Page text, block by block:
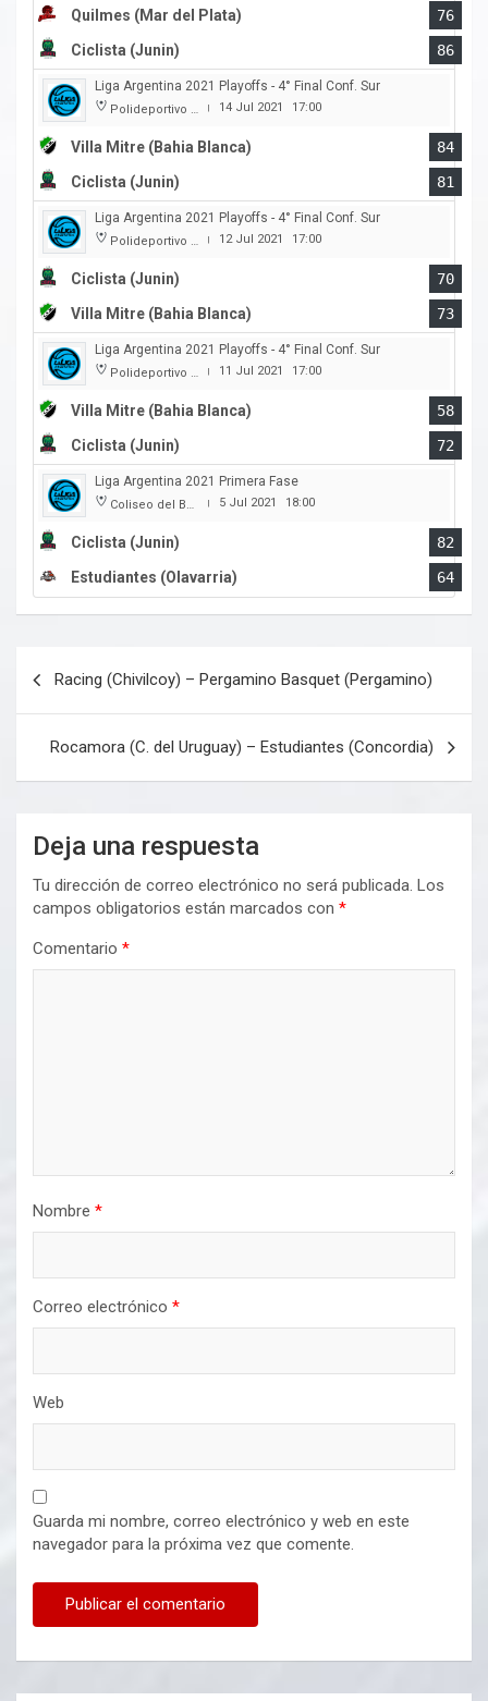
Quilmes (Mar del Plata)
76
Ciclista (Junin)
86
Liga Argentina 2021 Playoffs - 4° Final Conf. Sur
Polideportivo Municipal Ángel Cayetano Arias | 14 Jul 2021 17:00
Villa Mitre (Bahia Blanca)
84
Ciclista (Junin)
81
Liga Argentina 2021 Playoffs - 4° Final Conf. Sur
Polideportivo Municipal Ángel Cayetano Arias | 12 Jul 2021 17:00
Ciclista (Junin)
70
Villa Mitre (Bahia Blanca)
73
Liga Argentina 2021 Playoffs - 4° Final Conf. Sur
Polideportivo Municipal Ángel Cayetano Arias | 11 Jul 2021 17:00
Villa Mitre (Bahia Blanca)
58
Ciclista (Junin)
72
Liga Argentina 2021 Primera Fase
Coliseo del Boulevard | 5 Jul 2021 18:00
Ciclista (Junin)
82
Estudiantes (Olavarria)
64
entradas
Racing (Chivilcoy) – Pergamino Basquet (Pergamino)
Rocamora (C. del Uruguay) – Estudiantes (Concordia)
Deja una respuesta
Tu dirección de correo electrónico no será publicada. Los
campos obligatorios están marcados con *
Comentario *
Nombre *
Correo electrónico *
Web
Guarda mi nombre, correo electrónico y web en este
navegador para la próxima vez que comente.